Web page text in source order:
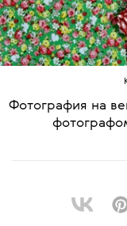
Фотография на